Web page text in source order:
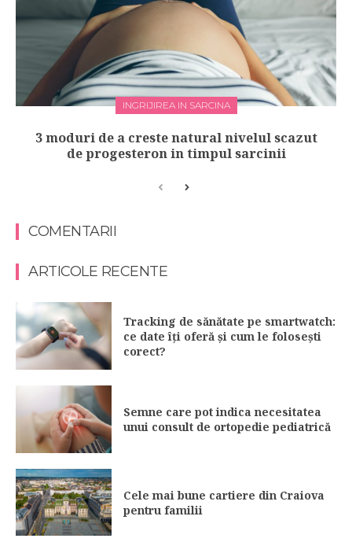
INGRIJIREA IN SARCINA
3 moduri de a creste natural nivelul scazut
de progesteron in timpul sarcinii
COMENTARII
ARTICOLE RECENTE
Tracking de sănătate pe smartwatch:
ce date îți oferă și cum le folosești
corect?
Semne care pot indica necesitatea
unui consult de ortopedie pediatrică
Cele mai bune cartiere din Craiova
pentru familii